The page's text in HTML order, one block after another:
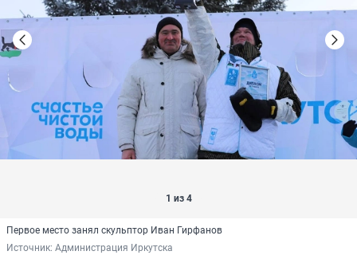
1 из 4
Первое место занял скульптор Иван Гирфанов
Источник: Администрация Иркутска